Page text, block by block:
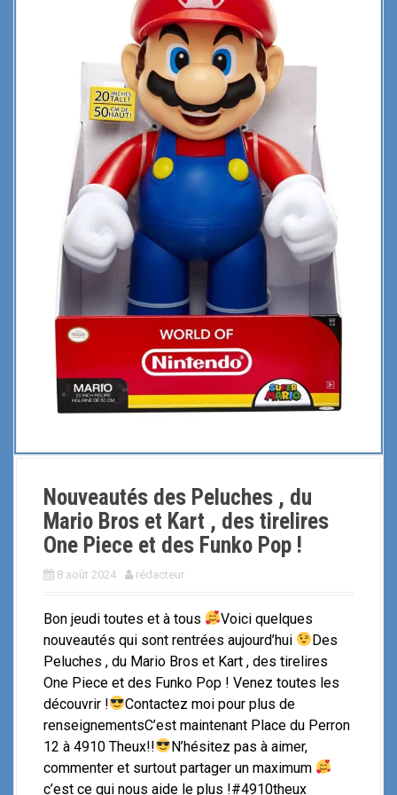
Nouveautés des Peluches , du
Mario Bros et Kart , des tirelires
One Piece et des Funko Pop !
8 août 2024 rédacteur
Bon jeudi toutes et à tous
Voici quelques
nouveautés qui sont rentrées aujourd’hui
Des
Peluches , du Mario Bros et Kart , des tirelires
One Piece et des Funko Pop ! Venez toutes les
découvrir !
Contactez moi pour plus de
renseignementsC’est maintenant Place du Perron
12 à 4910 Theux!!
N’hésitez pas à aimer,
commenter et surtout partager un maximum
c’est ce qui nous aide le plus !#4910theux